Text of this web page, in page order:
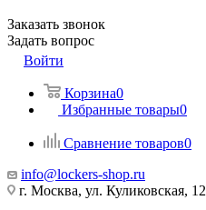
Заказать звонок
Задать вопрос
Войти
Корзина0
Избранные товары0
Сравнение товаров0
info@lockers-shop.ru
г. Москва, ул. Куликовская, 12